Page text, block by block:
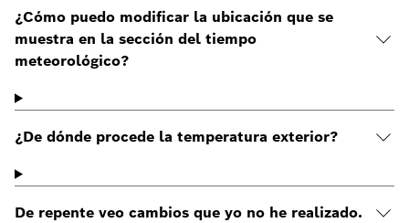
¿Cómo puedo modificar la ubicación que se
muestra en la sección del tiempo
meteorológico?
¿De dónde procede la temperatura exterior?
De repente veo cambios que yo no he realizado.